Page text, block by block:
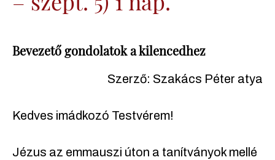
Bevezető gondolatok a kilencedhez
Szerző: Szakács Péter atya
Kedves imádkozó Testvérem!
Jézus az emmauszi úton a tanítványok mellé